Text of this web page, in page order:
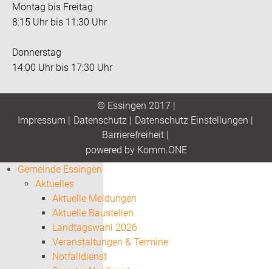
Montag bis Freitag
8:15 Uhr bis 11:30 Uhr
Donnerstag
14:00 Uhr bis 17:30 Uhr
© Essingen 2017 |
Impressum | Datenschutz| Datenschutz Einstellungen |
Barrierefreiheit|
powered by Komm.ONE
Gemeinde Essingen
Aktuelles
Aktuelle Meldungen
Aktuelle Baustellen
Landtagswahl 2026
Veranstaltungen & Termine
Notfalldienst